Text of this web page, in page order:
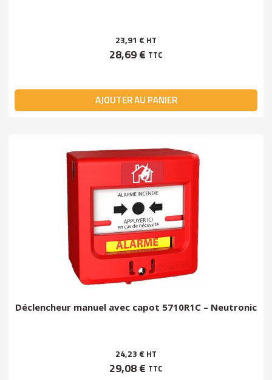
23,91 € HT
28,69 € TTC
AJOUTER AU PANIER
Déclencheur manuel avec capot 5710R1C – Neutronic
24,23 € HT
29,08 € TTC